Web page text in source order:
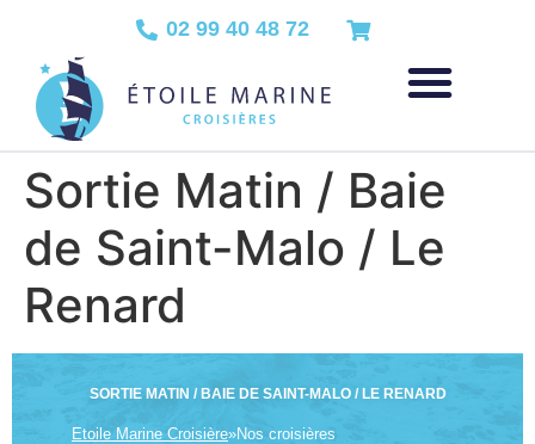
02 99 40 48 72
Sortie Matin / Baie
de Saint-Malo / Le
Renard
SORTIE MATIN / BAIE DE SAINT-MALO / LE RENARD
Etoile Marine Croisière»Nos croisières